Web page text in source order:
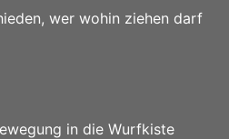
wer wohin ziehen darf
in die Wurfkiste